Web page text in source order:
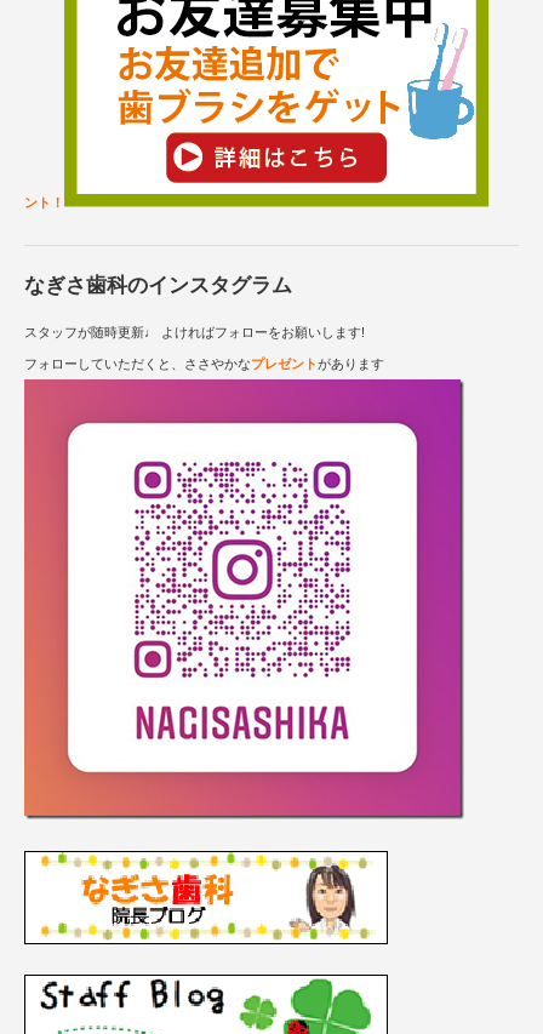
ント！
なぎさ歯科のインスタグラム
スタッフが随時更新♩ よければフォローをお願いします!
フォローしていただくと、ささやかなプレゼントがあります